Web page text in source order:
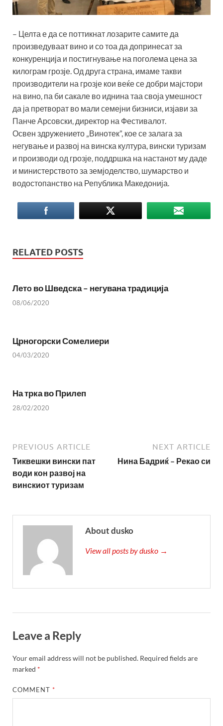
– Целта е да се поттикнат лозарите самите да
произведуваат вино и со тоа да допринесат за
конкуренција и постигнување на поголема цена за
килограм грозје. Од друга страна, имаме такви
производители на грозје кои веќе се добри мајстори
на вино, па би сакале во иднина таа своја умешност
да ја претворат во мали семејни бизниси, изјави за
Панче Арсовски, директор на Фестивалот.
Освен здружението „Винотек”, кое се залага за
негување и развој на винска култура, вински туризам
и производи од грозје, поддршка на настанот му даде
и министерството за земјоделство, шумарство и
водостопанство на Република Македонија.
RELATED POSTS
Летo во Шведска – негувана традиција
08/06/2020
Црногорски Сомелиери
04/03/2020
На трка во Прилеп
28/02/2020
PREVIOUS ARTICLE
Тиквешки вински пат
води кон развој на
винскиот туризам
NEXT ARTICLE
Нина Бадриќ – Рекао си
About dusko
View all posts by dusko →
Leave a Reply
Your email address will not be published. Required fields are
marked *
COMMENT*